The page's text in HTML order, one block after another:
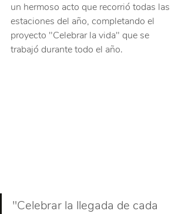
un hermoso acto que recorrió todas las
estaciones del año, completando el
proyecto "Celebrar la vida" que se
trabajó durante todo el año.
"Celebrar la llegada de cada